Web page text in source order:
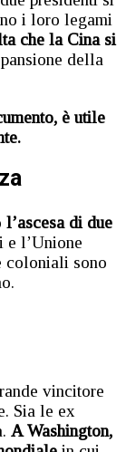
i loro legami
che la Cina si
della
è utile
l’ascesa di due
e l’Unione
coloniali sono
vincitore
Sia le ex
A Washington,